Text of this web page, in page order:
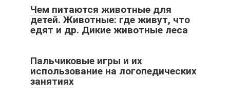
Чем питаются животные для
детей. Животные: где живут, что
едят и др. Дикие животные леса
Пальчиковые игры и их
использование на логопедических
занятиях